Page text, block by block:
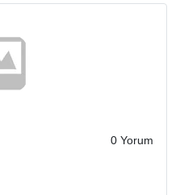
0 Yorum